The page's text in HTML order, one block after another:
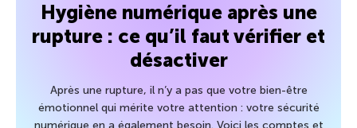
Hygiène numérique après une
rupture : ce qu’il faut vérifier et
désactiver
Après une rupture, il n’y a pas que votre bien-être
émotionnel qui mérite votre attention : votre sécurité
numérique en a également besoin. Voici les comptes et